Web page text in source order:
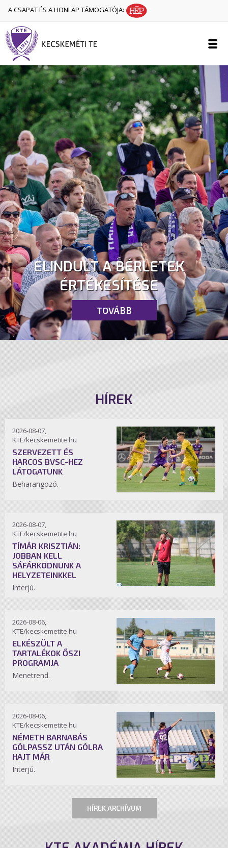
A CSAPAT ÉS A HONLAP TÁMOGATÓJA:
ELINDULT A BÉRLETEK
ÉRTÉKESÍTÉSE
TOVÁBB
HÍREK
2026-08-07,
KTE/kecskemetite.hu
SZERVEZETT ÉS
HARCOS BVSC-HEZ
LÁTOGATUNK
Beharangozó.
2026-08-07,
KTE/kecskemetite.hu
TÍMÁR KRISZTIÁN:
JOBBAN KELL
SÁFÁRKODNUNK A
HELYZETEINKKEL
Interjú.
2026-08-06,
KTE/kecskemetite.hu
ELKÉSZÜLT A
TARTALÉKOK ŐSZI
PROGRAMJA
Menetrend.
2026-08-06,
KTE/kecskemetite.hu
NÉMETH BARNABÁS
GÓLPASSZ UTÁN GÓLRA
HAJT MÁR
Interjú.
HÍREK ARCHÍVUM